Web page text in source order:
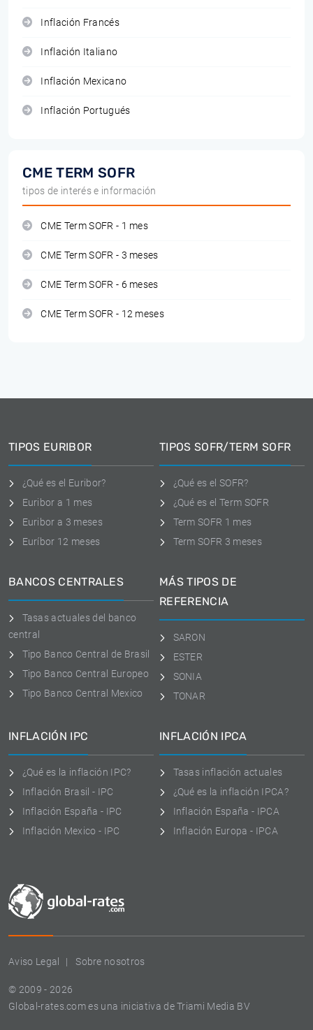
Inflación Francés
Inflación Italiano
Inflación Mexicano
Inflación Portugués
CME TERM SOFR
tipos de interés e información
CME Term SOFR - 1 mes
CME Term SOFR - 3 meses
CME Term SOFR - 6 meses
CME Term SOFR - 12 meses
Aviso Legal Sobre nosotros
© 2009 - 2026
Global-rates.com es una iniciativa de Triami Media BV
TIPOS EURIBOR
¿Qué es el Euribor?
Euribor a 1 mes
Euribor a 3 meses
Euríbor 12 meses
TIPOS SOFR/TERM SOFR
¿Qué es el SOFR?
¿Qué es el Term SOFR
Term SOFR 1 mes
Term SOFR 3 meses
BANCOS CENTRALES
Tasas actuales del banco
central
Tipo Banco Central de Brasil
Tipo Banco Central Europeo
Tipo Banco Central Mexico
MÁS TIPOS DE
REFERENCIA
SARON
ESTER
SONIA
TONAR
INFLACIÓN IPC
¿Qué es la inflación IPC?
Inflación Brasil - IPC
Inflación España - IPC
Inflación Mexico - IPC
INFLACIÓN IPCA
Tasas inflación actuales
¿Qué es la inflación IPCA?
Inflación España - IPCA
Inflación Europa - IPCA